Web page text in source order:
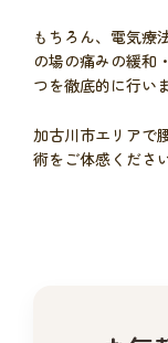
もちろん、電気療
の場の痛みの緩和
つを徹底的に行い
加古川市エリアで
術をご体感くださ